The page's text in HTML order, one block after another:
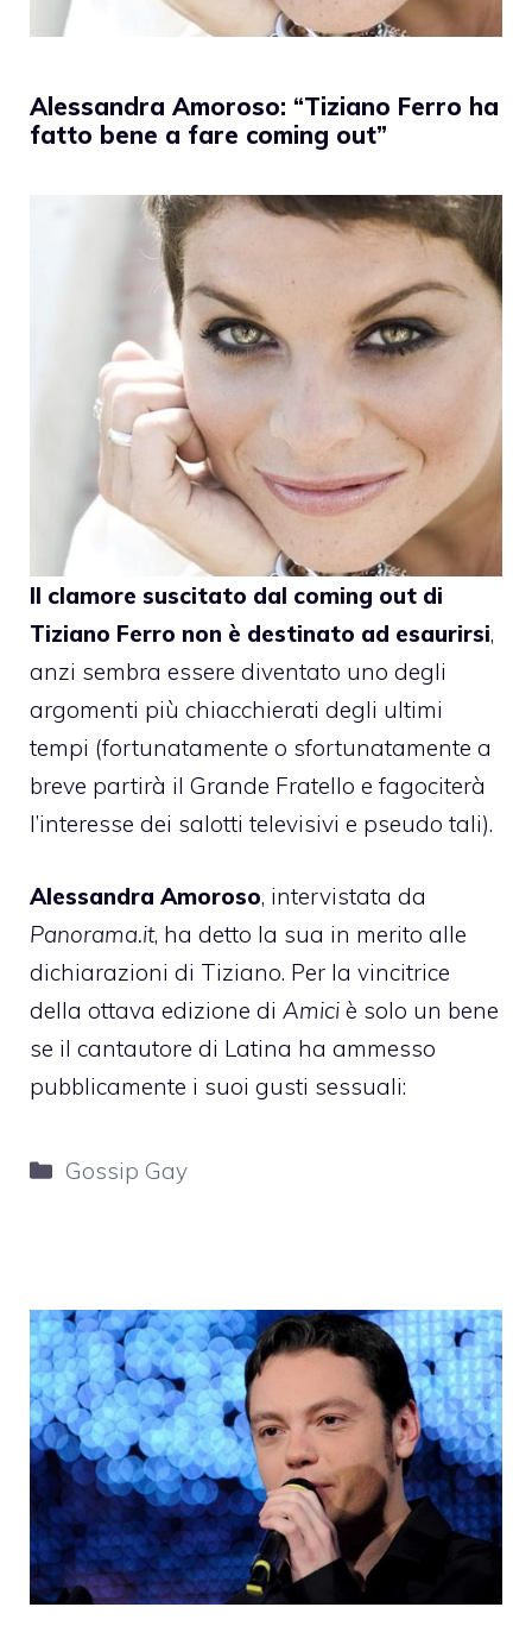
Alessandra Amoroso: “Tiziano Ferro ha
fatto bene a fare coming out”
Il clamore suscitato dal coming out di
Tiziano Ferro non è destinato ad esaurirsi,
anzi sembra essere diventato uno degli
argomenti più chiacchierati degli ultimi
tempi (fortunatamente o sfortunatamente a
breve partirà il Grande Fratello e fagociterà
l’interesse dei salotti televisivi e pseudo tali).
Alessandra Amoroso, intervistata da
Panorama.it, ha detto la sua in merito alle
dichiarazioni di Tiziano. Per la vincitrice
della ottava edizione di Amici è solo un bene
se il cantautore di Latina ha ammesso
pubblicamente i suoi gusti sessuali:
Categorie
Gossip Gay